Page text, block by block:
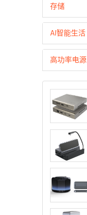
存储
AI智能生活
高功率电源